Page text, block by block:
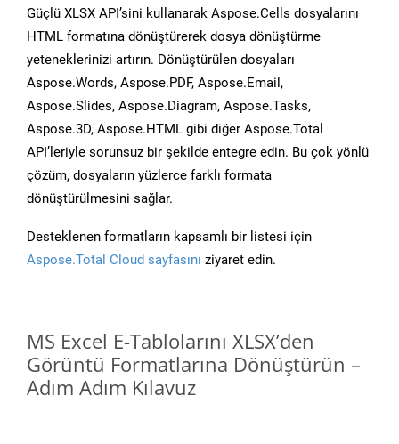
Güçlü XLSX API’sini kullanarak Aspose.Cells dosyalarını
HTML formatına dönüştürerek dosya dönüştürme
yeteneklerinizi artırın. Dönüştürülen dosyaları
Aspose.Words, Aspose.PDF, Aspose.Email,
Aspose.Slides, Aspose.Diagram, Aspose.Tasks,
Aspose.3D, Aspose.HTML gibi diğer Aspose.Total
API’leriyle sorunsuz bir şekilde entegre edin. Bu çok yönlü
çözüm, dosyaların yüzlerce farklı formata
dönüştürülmesini sağlar.
Desteklenen formatların kapsamlı bir listesi için
Aspose.Total Cloud sayfasını ziyaret edin.
MS Excel E-Tablolarını XLSX’den
Görüntü Formatlarına Dönüştürün –
Adım Adım Kılavuz